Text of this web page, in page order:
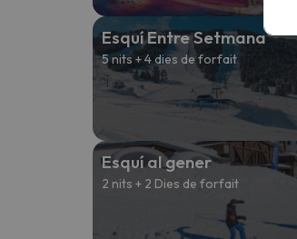
Esquí Entre Setmana
5 nits + 4 dies de forfait
Esquí al gener
2 nits + 2 Dies de forfait